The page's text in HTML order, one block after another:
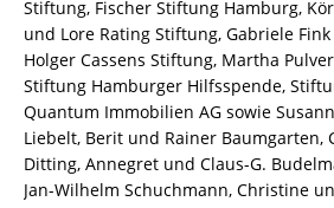
Stiftung, Fischer Stiftung Hamburg,
und Lore Rating Stiftung, Gabriele
Holger Cassens Stiftung, Martha
Stiftung Hamburger Hilfsspende,
Quantum Immobilien AG sowie
Liebelt, Berit und Rainer Baumgarten,
Ditting, Annegret und Claus-G.
Jan-Wilhelm Schuchmann, Christine